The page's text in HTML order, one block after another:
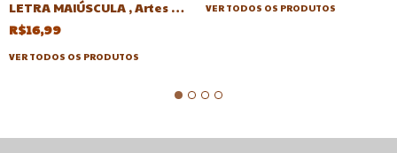
LETRA MAIÚSCULA , Artes da
Cris
R$16,99
VER TODOS OS PRODUTOS
VER TODOS OS PRODUTOS